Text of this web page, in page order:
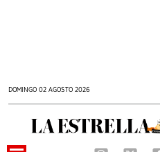
DOMINGO 02 AGOSTO 2026